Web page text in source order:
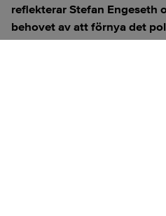
reflekterar Stefan Engeseth
behovet av att förnya det
hur modern teknik kan